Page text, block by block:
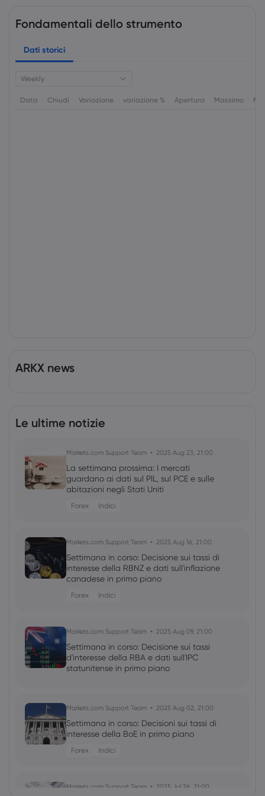
Fondamentali dello strumento
Dati storici
Weekly
Data Chiudi Variazione variazione % Apertura Massimo
ARKX news
Le ultime notizie
Markets.com Support Team 2025 Aug 23, 21:00
La settimana prossima: I mercati
guardano ai dati sul PIL, sul PCE e sulle
abitazioni negli Stati Uniti
Forex Indici
Markets.com Support Team 2025 Aug 16, 21:00
Settimana in corso: Decisione sui tassi di
interesse della RBNZ e dati sull'inflazione
canadese in primo piano
Forex Indici
Markets.com Support Team 2025 Aug 09, 21:00
Settimana in corso: Decisione sui tassi
d'interesse della RBA e dati sull'IPC
statunitense in primo piano
Markets.com Support Team 2025 Aug 02, 21:00
Settimana in corso: Decisioni sui tassi di
interesse della BoE in primo piano
Forex Indici
Markets.com Support Team 2025 Jul 26, 21:00